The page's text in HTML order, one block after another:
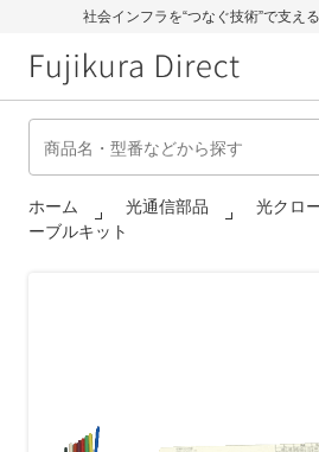
社会インフラを“つなぐ技術”で支え
ホーム 光通信部品 光クロ
ーブルキット